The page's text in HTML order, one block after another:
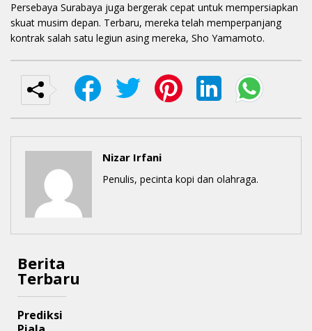
Persebaya Surabaya juga bergerak cepat untuk mempersiapkan
skuat musim depan. Terbaru, mereka telah memperpanjang
kontrak salah satu legiun asing mereka, Sho Yamamoto.
Nizar Irfani
Penulis, pecinta kopi dan olahraga.
Berita
Terbaru
Prediksi